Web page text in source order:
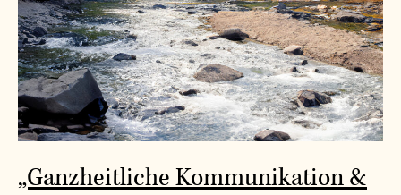
„Ganzheitliche Kommunikation &